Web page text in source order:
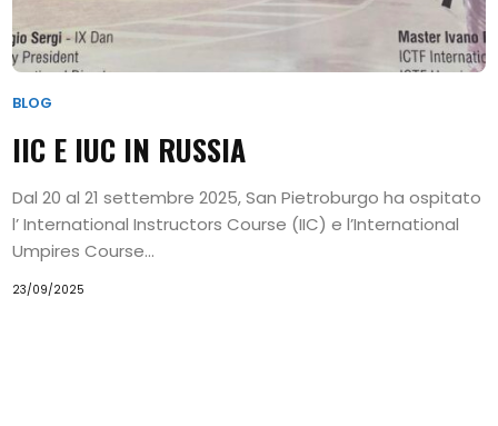
BLOG
IIC E IUC IN RUSSIA
Dal 20 al 21 settembre 2025, San Pietroburgo ha ospitato
l’ International Instructors Course (IIC) e l’International
Umpires Course...
23/09/2025